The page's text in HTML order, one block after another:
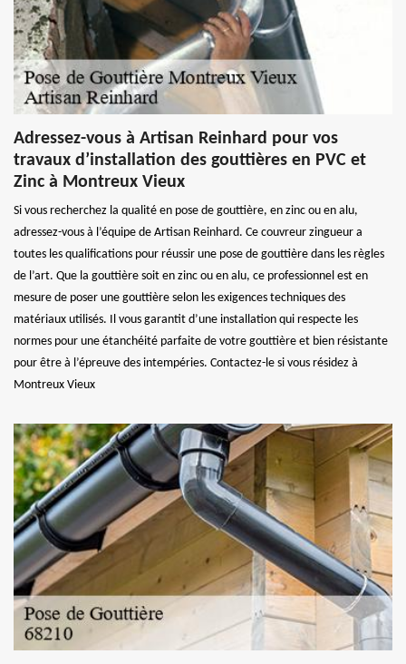
Adressez-vous à Artisan Reinhard pour vos
travaux d’installation des gouttières en PVC et
Zinc à Montreux Vieux
Si vous recherchez la qualité en pose de gouttière, en zinc ou en alu,
adressez-vous à l’équipe de Artisan Reinhard. Ce couvreur zingueur a
toutes les qualifications pour réussir une pose de gouttière dans les règles
de l’art. Que la gouttière soit en zinc ou en alu, ce professionnel est en
mesure de poser une gouttière selon les exigences techniques des
matériaux utilisés. Il vous garantit d’une installation qui respecte les
normes pour une étanchéité parfaite de votre gouttière et bien résistante
pour être à l’épreuve des intempéries. Contactez-le si vous résidez à
Montreux Vieux